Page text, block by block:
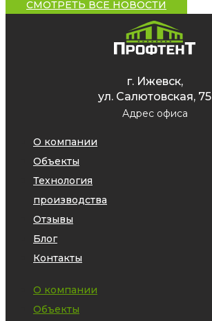
СМОТРЕТЬ ВСЕ НОВОСТИ
г. Ижевск,
ул. Салютовская, 75
Адрес офиса
О компании
Объекты
Технология
производства
Отзывы
Блог
Контакты
О компании
Объекты